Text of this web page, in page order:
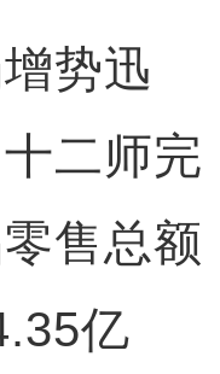
势迅
二师完
售总额
亿